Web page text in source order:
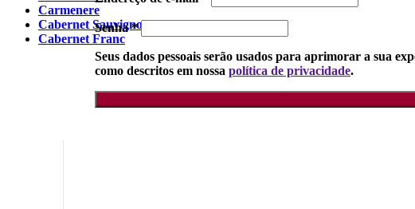
Carmenere
Cabernet Sauvignon
Cabernet Franc
Senha*
Seus dados pessoais serão usados para aprimorar a sua
como descritos em nossa política de privacidade.